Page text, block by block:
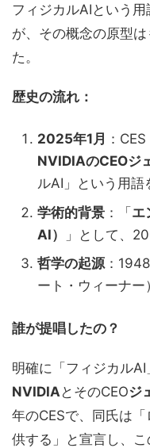
フィジカルAIという用
が、その概念の原型
た。
歴史の流れ：
2025年1月 ：
NVIDIAのCEOジ
ルAI」という用語
学術的背景 ：「エ
AI）
」として、
哲学の起源：
ート・ウィーナー
誰が提唱したの？
明確に「フィジカル
NVIDIA とそのCEOジ
年のCESで、同氏は
供する」と宣言し、